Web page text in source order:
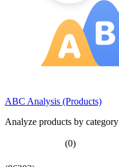
ABC Analysis (Products)
Analyze products by category
(0)